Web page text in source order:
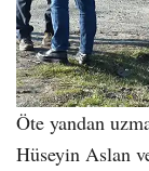
Öte yandan
Hüseyin Aslan